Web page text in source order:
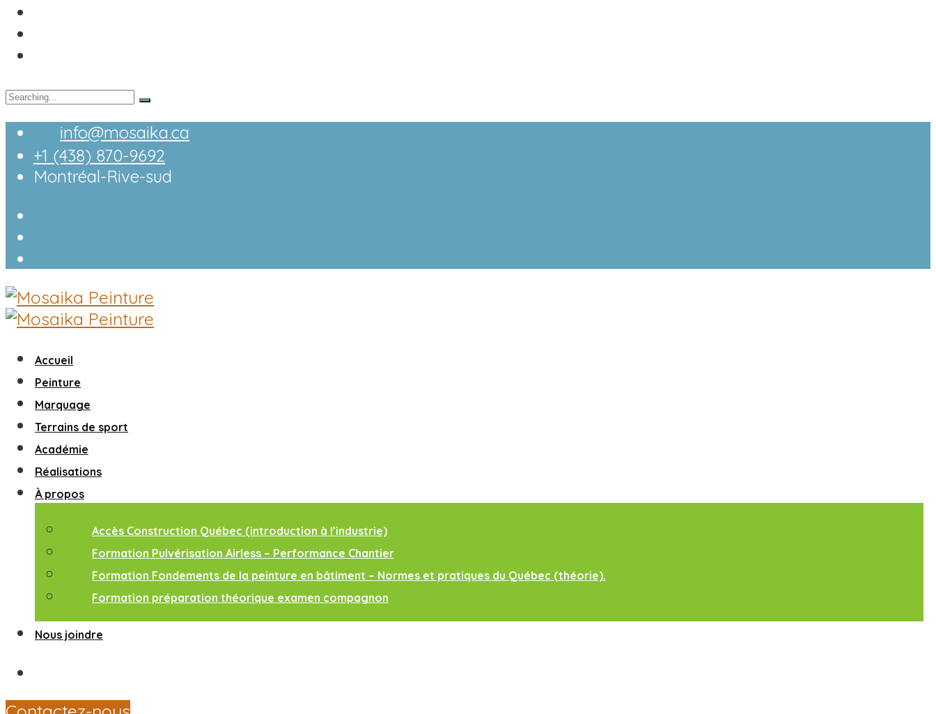
Search
info@mosaika.ca
+1 (438) 870-9692
Montréal-Rive-sud
Accueil
Peinture
Marquage
Terrains de sport
Académie
Réalisations
À propos
Accès Construction Québec (introduction à l’industrie)
Formation Pulvérisation Airless – Performance Chantier
Formation Fondements de la peinture en bâtiment – Normes et pratiques du Québec (théorie).
Formation préparation théorique examen compagnon
Nous joindre